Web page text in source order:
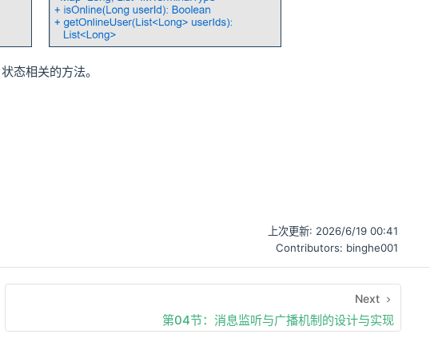
态相关的方法。
上次更新: 2026/6/19 00:41
Contributors: binghe001
Next
第04节：消息监听与广播机制的设计与实现